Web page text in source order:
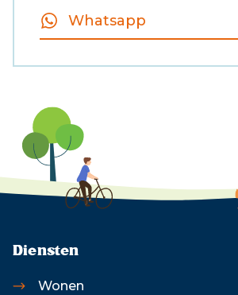
Whatsapp
Diensten
Wonen